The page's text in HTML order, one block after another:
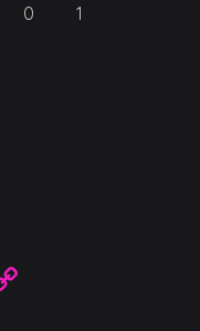
0 1